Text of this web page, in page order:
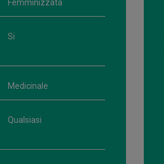
Femminizzata
Si
Medicinale
Qualsiasi